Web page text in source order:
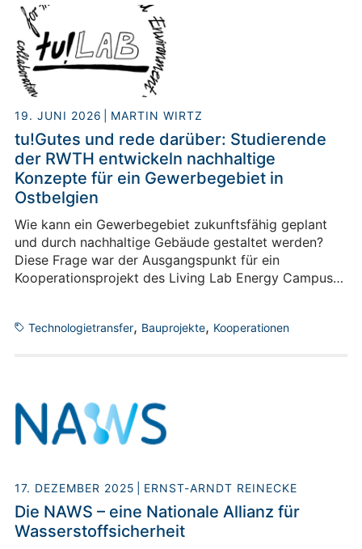
JuLab haben sich Schülerinnen und Schüler des
städtischen Gymnasiums Herzogenrath nun ein
Schuljahr lang mit den Themen des LLEC befasst -
und dessen Ansätze auf ihr direktes Umfeld
übertragen.
19. JUNI 2026 MARTIN WIRTZ
tu!Gutes und rede darüber: Studierende
der RWTH entwickeln nachhaltige
Konzepte für ein Gewerbegebiet in
Ostbelgien
Wie kann ein Gewerbegebiet zukunftsfähig geplant
und durch nachhaltige Gebäude gestaltet werden?
Diese Frage war der Ausgangspunkt für ein
Kooperationsprojekt des Living Lab Energy Campus
"tu!Lab". Studierende der RWTH Aachen betrachteten
Campus in ihre Projekte einfließen.
Technologietransfer, Bauprojekte, Kooperationen
17. DEZEMBER 2025 ERNST-ARNDT REINECKE
Die NAWS – eine Nationale Allianz für
Wasserstoffsicherheit